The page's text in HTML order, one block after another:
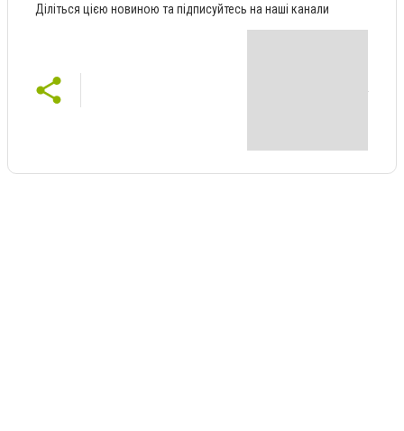
Діліться цією новиною та підписуйтесь на наші канали